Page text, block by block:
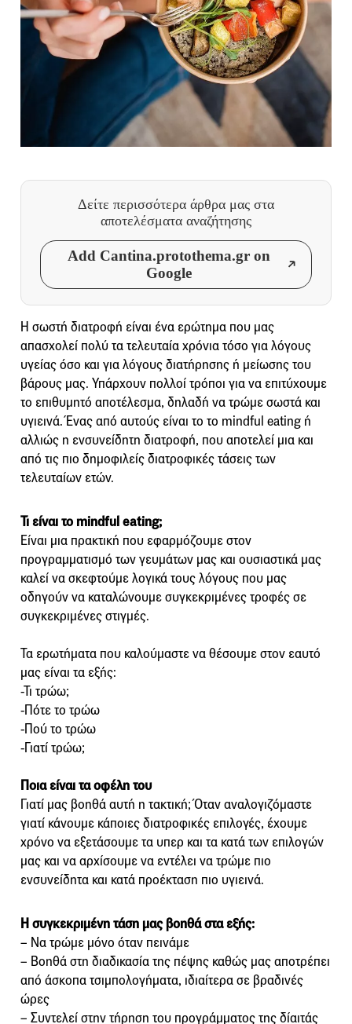
Δείτε περισσότερα άρθρα μας στα
αποτελέσματα αναζήτησης
Add Cantina.protothema.gr on
Google
Η σωστή διατροφή είναι ένα ερώτημα που μας
απασχολεί πολύ τα τελευταία χρόνια τόσο για λόγους
υγείας όσο και για λόγους διατήρησης ή μείωσης του
βάρους μας. Υπάρχουν πολλοί τρόποι για να επιτύχουμε
το επιθυμητό αποτέλεσμα, δηλαδή να τρώμε σωστά και
υγιεινά. Ένας από αυτούς είναι το το mindful eating ή
αλλιώς η ενσυνείδητη διατροφή, που αποτελεί μια και
από τις πιο δημοφιλείς διατροφικές τάσεις των
τελευταίων ετών.
Τι είναι το mindful eating;
Είναι μια πρακτική που εφαρμόζουμε στον
προγραμματισμό των γευμάτων μας και ουσιαστικά μας
καλεί να σκεφτούμε λογικά τους λόγους που μας
οδηγούν να καταλώνουμε συγκεκριμένες τροφές σε
συγκεκριμένες στιγμές.
Τα ερωτήματα που καλούμαστε να θέσουμε στον εαυτό
μας είναι τα εξής:
-Τι τρώω;
-Πότε το τρώω
-Πού το τρώω
-Γιατί τρώω;
Ποια είναι τα οφέλη του
Γιατί μας βοηθά αυτή η τακτική; Όταν αναλογιζόμαστε
γιατί κάνουμε κάποιες διατροφικές επιλογές, έχουμε
χρόνο να εξετάσουμε τα υπερ και τα κατά των επιλογών
μας και να αρχίσουμε να εντέλει να τρώμε πιο
ενσυνείδητα και κατά προέκταση πιο υγιεινά.
Η συγκεκριμένη τάση μας βοηθά στα εξής:
– Να τρώμε μόνο όταν πεινάμε
– Βοηθά στη διαδικασία της πέψης καθώς μας αποτρέπει
από άσκοπα τσιμπολογήματα, ιδιαίτερα σε βραδινές
ώρες
– Συντελεί στην τήρηση του προγράμματος της δίαιτάς